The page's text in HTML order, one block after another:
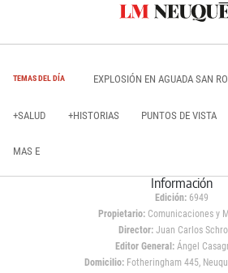
TEMAS DEL DÍA EXPLOSIÓN EN AGUADA SAN
+SALUD +HISTORIAS PUNTOS DE VISTA
MAS E
Información
Edición: 6949
Propietario:Comunicaciones y
Director: Juan Carlos
Editor General:Ángel
Domicilio:Fotheringham 445,